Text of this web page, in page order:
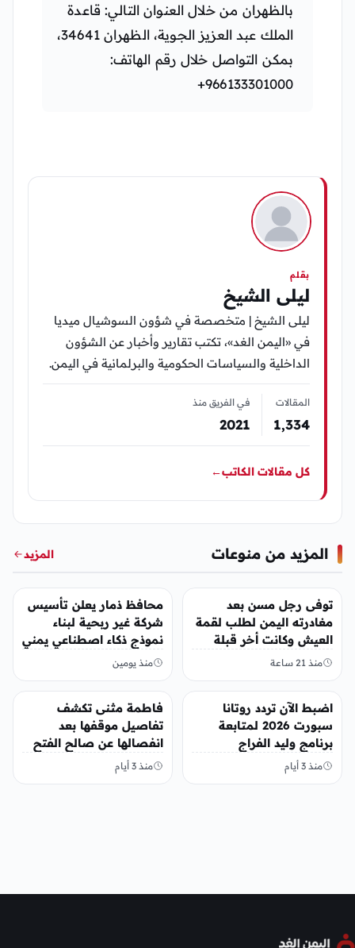
بالظهران من خلال العنوان التالي: قاعدة
الملك عبد العزيز الجوية، الظهران 34641،
بمكن التواصل خلال رقم الهاتف:
966133301000+
بقلم
ليلى الشيخ
ليلى الشيخ | متخصصة في شؤون السوشيال ميديا
في «اليمن الغد»، تكتب تقارير وأخبار عن الشؤون
الداخلية والسياسات الحكومية والبرلمانية في اليمن.
المقالات
1٬334
في الفريق منذ
2021
كل مقالات الكاتب←
المزيد من منوعات المزيد
منوعات
توفى رجل مسن بعد
مغادرته اليمن لطلب لقمة
العيش وكانت أخر قبلة
يقدمها لإبنته
منذ 21 ساعة
منوعات
محافظ ذمار يعلن تأسيس
شركة غير ربحية لبناء
نموذج ذكاء اصطناعي يمني
منذ يومين
اضبط الآن تردد روتانا
سبورت 2026 لمتابعة
برنامج وليد الفراج
منذ 3 أيام
منوعات
فاطمة مثنى تكشف
تفاصيل موقفها بعد
انفصالها عن صالح الفتح
منذ 3 أيام